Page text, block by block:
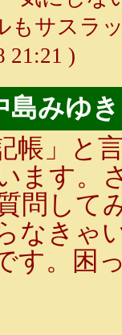
もサスラ
21:21 )
みゆ
帳」と
ます。
問して
なきゃ
す。困